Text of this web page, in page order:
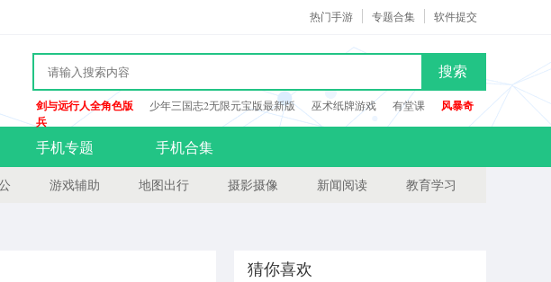
软件提交
专题合集
热门手游
搜索
剑与远行人全角色版 少年三国志2无限元宝版最新版 巫术纸牌游戏 有堂课
风暴奇
兵
手机专题 手机合集
游戏辅助 地图出行 摄影摄像 新闻阅读 教育学习
猜你喜欢